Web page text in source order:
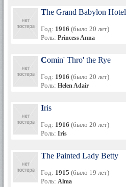
The Grand Babylon Hotel
Год: 1916 (было 20 лет)
Роль: Princess Anna
Comin' Thro' the Rye
Год: 1916 (было 20 лет)
Роль: Helen Adair
Iris
Год: 1916 (было 20 лет)
Роль: Iris
The Painted Lady Betty
Год: 1915 (было 19 лет)
Роль: Alma